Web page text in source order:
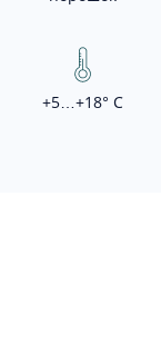
+5…+18° С